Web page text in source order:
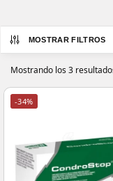
MOSTRAR FILTROS
Mostrando los 3
-34%